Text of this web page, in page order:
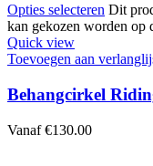
Opties selecteren Dit
kan gekozen worden op
Quick view
Toevoegen aan
Behangcirkel
Vanaf €130.00